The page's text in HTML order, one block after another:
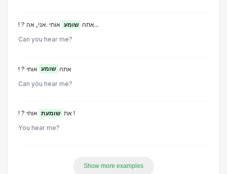
! ? אתה שומע
אותי .אני, אה...
Can you hear me?
! ? אתה שומע אותי
Can you hear me?
! ? את שומעת
אותי !
You hear me?
Show more examples